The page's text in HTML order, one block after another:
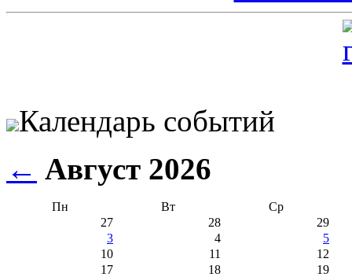
Календарь событий
← Август 2026
Пн Вт
Ср
27
28
29
3
4
5
10
11
12
17
18
19